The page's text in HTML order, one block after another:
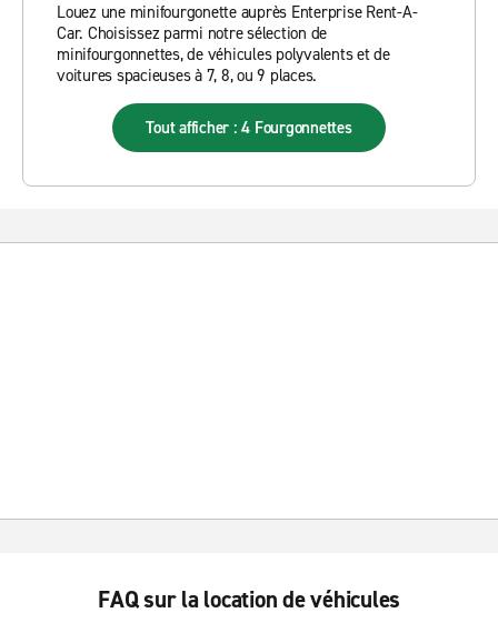
Louez une minifourgonette auprès Enterprise Rent-A-
Car. Choisissez parmi notre sélection de
minifourgonnettes, de véhicules polyvalents et de
voitures spacieuses à 7, 8, ou 9 places.
Tout afficher : 4 Fourgonnettes
FAQ sur la location de véhicules